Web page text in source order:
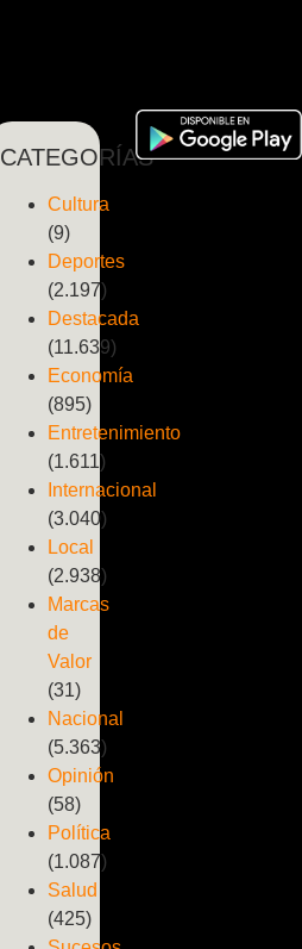
CATEGORÍAS
Cultura
(9)
Deportes
(2.197)
Destacada
(11.639)
Economía
(895)
Entretenimiento
(1.611)
Internacional
(3.040)
Local
(2.938)
Marcas
de
Valor
(31)
Nacional
(5.363)
Opinión
(58)
Política
(1.087)
Salud
(425)